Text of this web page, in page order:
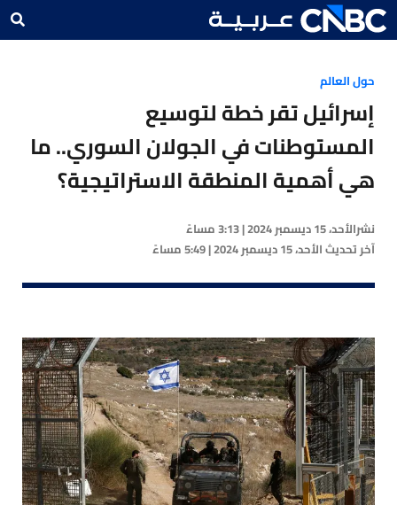
حول العالم
إسرائيل تقر خطة لتوسيع
المستوطنات في الجولان السوري.. ما
هي أهمية المنطقة الاستراتيجية؟
نشرالأحد، 15 ديسمبر 2024 | 3:13 مساءً
آخر تحديثالأحد، 15 ديسمبر 2024 | 5:49 مساءً